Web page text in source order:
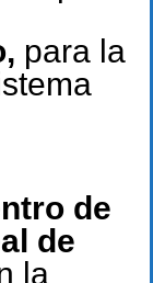
para la
de
de
la